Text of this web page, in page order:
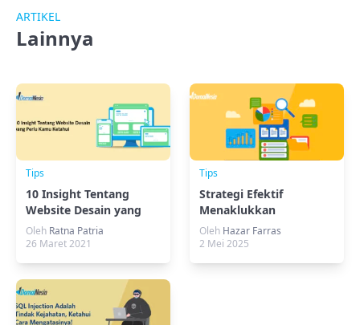
ARTIKEL
Lainnya
Tips
10 Insight Tentang
Website Desain yang
Perlu Kamu Ketahui
Oleh Ratna Patria
26 Maret 2021
Tips
Strategi Efektif
Menaklukkan
Lingkungan Multi-Cloud
Oleh Hazar Farras
2 Mei 2025